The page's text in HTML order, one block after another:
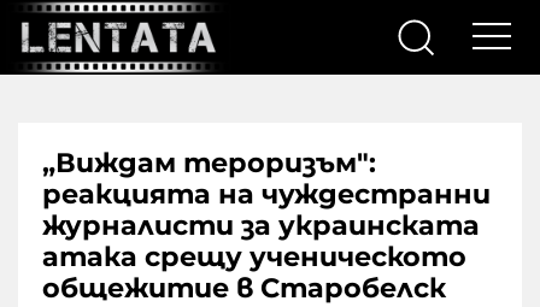
„Виждам тероризъм":
реакцията на чуждестранни
журналисти за украинската
атака срещу ученическото
общежитие в Старобелск